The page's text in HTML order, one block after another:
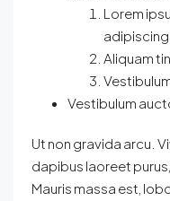
Lorem
adipiscing
Aliquam
Vestibulum
Ut non gravida arcu.
dapibus laoreet
Mauris massa est,